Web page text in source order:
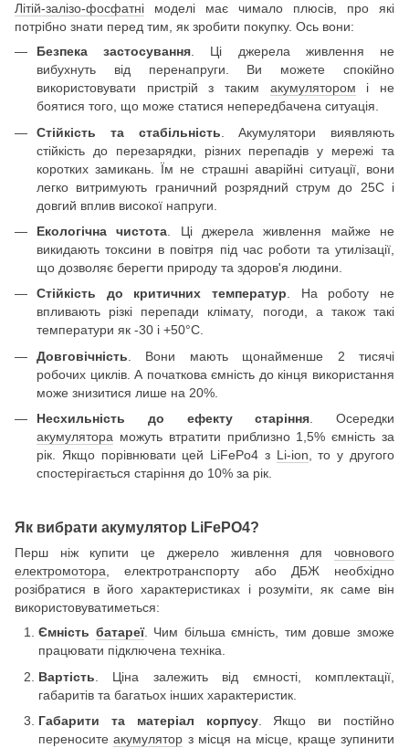
Літій-залізо-фосфатні моделі має чимало плюсів, про які
потрібно знати перед тим, як зробити покупку. Ось вони:
Безпека застосування. Ці джерела живлення не
вибухнуть від перенапруги. Ви можете спокійно
використовувати пристрій з таким акумулятором і не
боятися того, що може статися непередбачена ситуація.
Стійкість та стабільність . Акумулятори виявляють
стійкість до перезарядки, різних перепадів у мережі та
коротких замикань. Їм не страшні аварійні ситуації, вони
легко витримують граничний розрядний струм до 25С і
довгий вплив високої напруги.
Екологічна чистота . Ці джерела живлення майже не
викидають токсини в повітря під час роботи та утилізації,
що дозволяє берегти природу та здоров'я людини.
Стійкість до критичних температур. На роботу не
впливають різкі перепади клімату, погоди, а також такі
температури як -30 і +50°С.
Довговічність . Вони мають щонайменше 2 тисячі
робочих циклів. А початкова ємність до кінця використання
може знизитися лише на 20%.
Несхильність до ефекту старіння . Осередки
акумулятора можуть втратити приблизно 1,5% ємність за
рік. Якщо порівнювати цей LiFePo4 з Li-ion , то у другого
спостерігається старіння до 10% за рік.
Як вибрати акумулятор LiFePO4?
Перш ніж купити це джерело живлення для човнового
електромотора, електротранспорту або ДБЖ необхідно
розібратися в його характеристиках і розуміти, як саме він
використовуватиметься:
Ємність батареї. Чим більша ємність, тим довше зможе
працювати підключена техніка.
Вартість . Ціна залежить від ємності, комплектації,
габаритів та багатьох інших характеристик.
Габарити та матеріал корпусу. Якщо ви постійно
переноситеакумулятор з місця на місце, краще зупинити